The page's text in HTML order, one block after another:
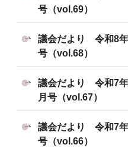
号（vol.69）
議会だより 令和8年
号（vol.68）
議会だより 令和7
月号（vol.67）
議会だより 令和7年
号（vol.66）